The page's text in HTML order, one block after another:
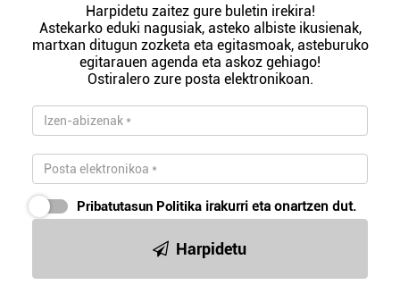
Harpidetu zaitez gure buletin irekira!
Astekarko eduki nagusiak, asteko albiste ikusienak,
martxan ditugun zozketa eta egitasmoak, asteburuko
egitarauen agenda eta askoz gehiago!
Ostiralero zure posta elektronikoan.
Pribatutasun Politika irakurri eta onartzen dut.
Harpidetu